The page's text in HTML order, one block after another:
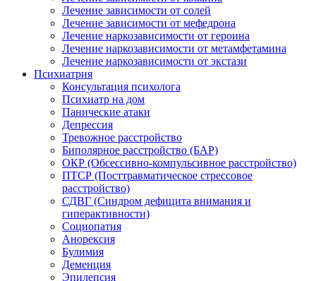
Лечение зависимости от солей
Лечение зависимости от мефедрона
Лечение наркозависимости от героина
Лечение наркозависимости от метамфетамина
Лечение наркозависимости от экстази
Психиатрия
Консультация психолога
Психиатр на дом
Панические атаки
Депрессия
Тревожное расстройство
Биполярное расстройство (БАР)
ОКР (Обсессивно-компульсивное расстройство)
ПТСР (Посттравматическое стрессовое
расстройство)
СДВГ (Синдром дефицита внимания и
гиперактивности)
Социопатия
Анорексия
Булимия
Деменция
Эпилепсия